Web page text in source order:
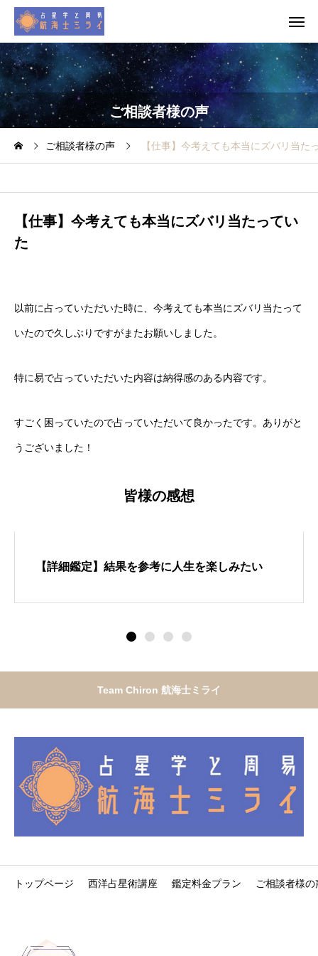
ご相談者様の声
ご相談者様の声 【仕事】今考えても本当にズバリ当た
【仕事】今考えても本当にズバリ当たってい
た
以前に占っていただいた時に、今考えても本当にズバリ当たって
いたので久しぶりですがまたお願いしました。
特に易で占っていただいた内容は納得感のある内容です。
すごく困っていたので占っていただいて良かったです。ありがと
うございました！
皆様の感想
【詳細鑑定】結果を参考に人生を楽しみたい
Team Chiron 航海士ミライ
トップページ 西洋占星術講座 鑑定料金プラン ご相談者様の